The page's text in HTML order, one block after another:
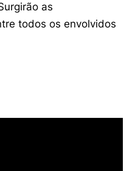
as
todos os envolvidos